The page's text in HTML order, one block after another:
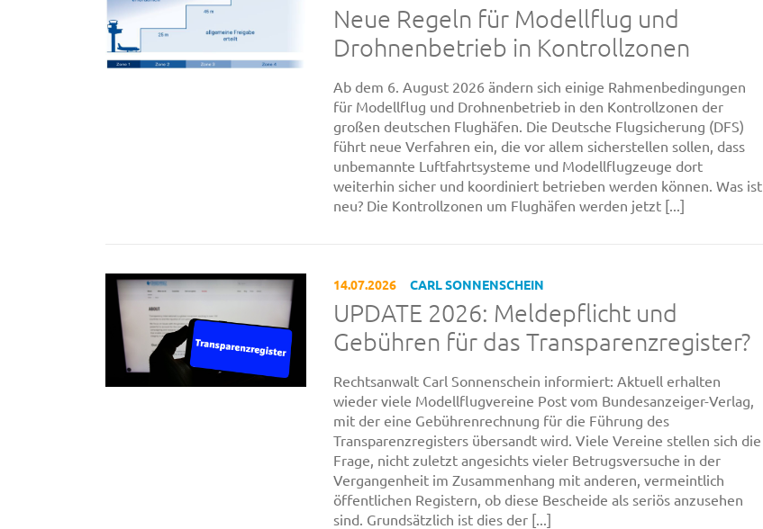
Neue Regeln für Modellflug und
Drohnenbetrieb in Kontrollzonen
Ab dem 6. August 2026 ändern sich einige Rahmenbedingungen
für Modellflug und Drohnenbetrieb in den Kontrollzonen der
großen deutschen Flughäfen. Die Deutsche Flugsicherung (DFS)
führt neue Verfahren ein, die vor allem sicherstellen sollen, dass
unbemannte Luftfahrtsysteme und Modellflugzeuge dort
weiterhin sicher und koordiniert betrieben werden können. Was ist
neu? Die Kontrollzonen um Flughäfen werden jetzt [...]
14.07.2026 CARL SONNENSCHEIN
UPDATE 2026: Meldepflicht und
Gebühren für das Transparenzregister?
Rechtsanwalt Carl Sonnenschein informiert: Aktuell erhalten
wieder viele Modellflugvereine Post vom Bundesanzeiger-Verlag,
mit der eine Gebührenrechnung für die Führung des
Transparenzregisters übersandt wird. Viele Vereine stellen sich die
Frage, nicht zuletzt angesichts vieler Betrugsversuche in der
Vergangenheit im Zusammenhang mit anderen, vermeintlich
öffentlichen Registern, ob diese Bescheide als seriös anzusehen
sind. Grundsätzlich ist dies der [...]